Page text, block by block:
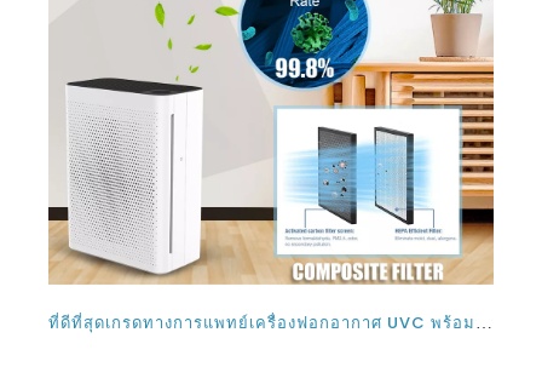
ที่ดีที่สุดเกรดทางการแพทย์เครื่องฟอกอากาศ UVC พร้อมแผ่นกรอง HEPA และแสง UV และประสิทธิภาพของพวกเขาในการทำความสะอาดบรรยากาศในร่ม
2564-11-03